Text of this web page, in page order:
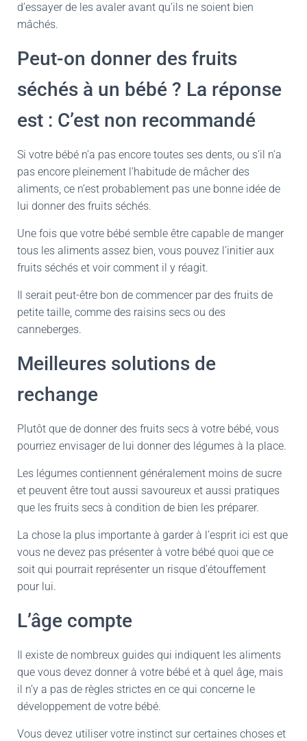
d’essayer de les avaler avant qu’ils ne soient bien
mâchés.
Peut-on donner des fruits
séchés à un bébé ? La réponse
est : C’est non recommandé
Si votre bébé n’a pas encore toutes ses dents, ou s’il n’a
pas encore pleinement l’habitude de mâcher des
aliments, ce n’est probablement pas une bonne idée de
lui donner des fruits séchés.
Une fois que votre bébé semble être capable de manger
tous les aliments assez bien, vous pouvez l’initier aux
fruits séchés et voir comment il y réagit.
Il serait peut-être bon de commencer par des fruits de
petite taille, comme des raisins secs ou des
canneberges.
Meilleures solutions de
rechange
Plutôt que de donner des fruits secs à votre bébé, vous
pourriez envisager de lui donner des légumes à la place.
Les légumes contiennent généralement moins de sucre
et peuvent être tout aussi savoureux et aussi pratiques
que les fruits secs à condition de bien les préparer.
La chose la plus importante à garder à l’esprit ici est que
vous ne devez pas présenter à votre bébé quoi que ce
soit qui pourrait représenter un risque d’étouffement
pour lui.
L’âge compte
Il existe de nombreux guides qui indiquent les aliments
que vous devez donner à votre bébé et à quel âge, mais
il n’y a pas de règles strictes en ce qui concerne le
développement de votre bébé.
Vous devez utiliser votre instinct sur certaines choses et